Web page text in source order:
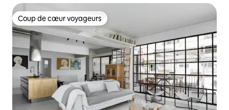
Coup de cœur voyageurs
Coup de cœur voyageurs